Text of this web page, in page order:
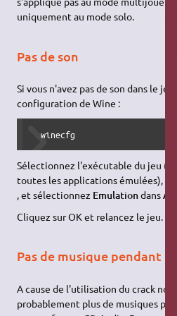
uniquement au mode solo.
Pas de son
Si vous n'avez pas de son dans le
configuration de Wine :
  winecfg
Sélectionnez l'exécutable du jeu
toutes les applications émulées),
, et sélectionnez Emulationdans
Cliquez sur OK et relancez le jeu.
Pas de musique pendant le
A cause de l'utilisation du crack
probablement plus de musiques